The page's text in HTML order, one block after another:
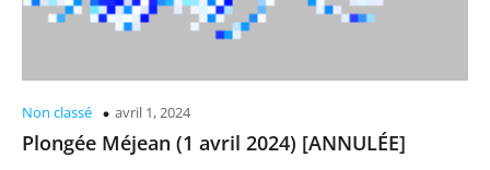
Non classé avril 1, 2024
Plongée Méjean (1 avril 2024) [ANNULÉE]